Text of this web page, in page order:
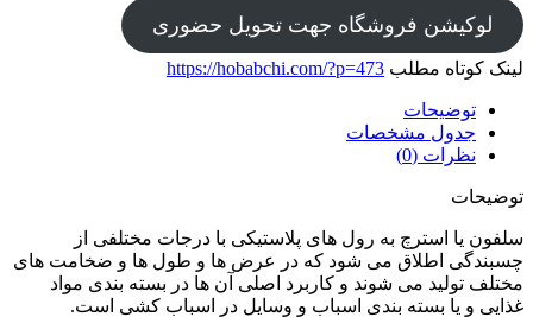
لوکیشن فروشگاه جهت تحویل حضوری
لینک کوتاه مطلب https://hobabchi.com/?p=473
توضیحات
جدول مشخصات
نظرات (0)
توضیحات
سلفون یا استرچ به رول های پلاستیکی با درجات مختلفی از
چسبندگی اطلاق می شود که در عرض ها و طول ها و ضخامت های
مختلف تولید می شوند و کاربرد اصلی آن ها در بسته بندی مواد
غذایی و یا بسته بندی اسباب و وسایل در اسباب کشی است.